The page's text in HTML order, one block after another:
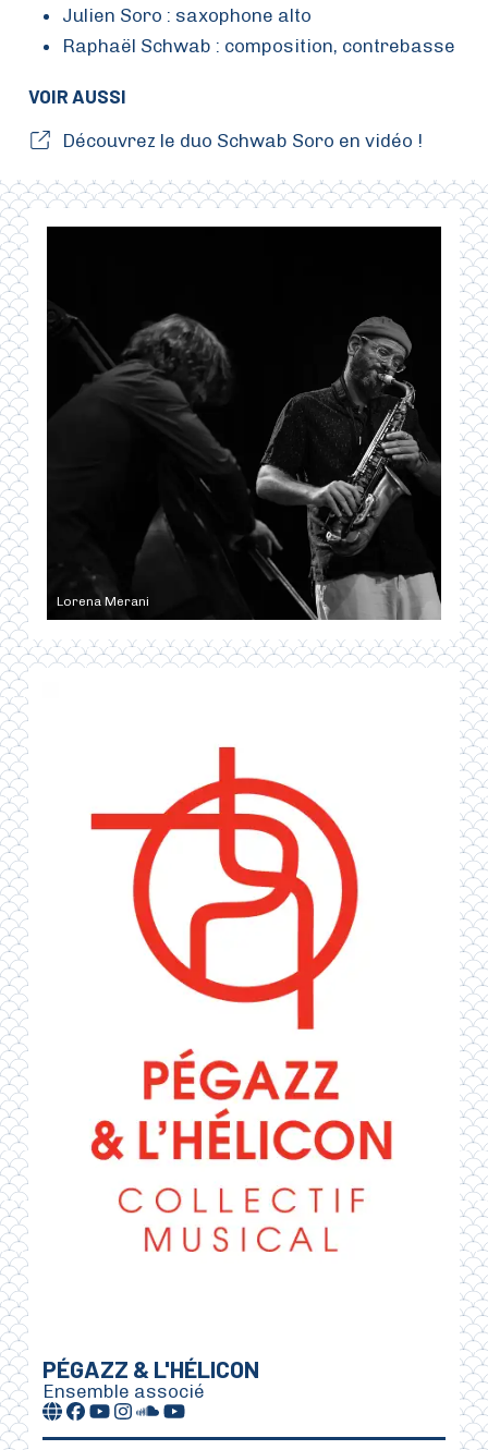
Julien Soro : saxophone alto
Raphaël Schwab : composition, contrebasse
VOIR AUSSI
Découvrez le duo Schwab Soro en vidéo !
Lorena Merani
PÉGAZZ & L'HÉLICON
Ensemble associé